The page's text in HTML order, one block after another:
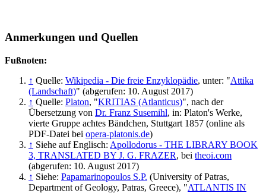
Anmerkungen und Quellen
Fußnoten:
↑ Quelle: Wikipedia - Die freie Enzyklopädie, unter: "Attika
(Landschaft)" (abgerufen: 10. August 2017)
↑ Quelle: Platon, "KRITIAS (Atlanticus)", nach der
Übersetzung von Dr. Franz Susemihl, in: Platon's Werke,
vierte Gruppe achtes Bändchen, Stuttgart 1857 (online als
PDF-Datei bei opera-platonis.de)
↑ Siehe auf Englisch: Apollodorus - THE LIBRARY BOOK
3, TRANSLATED BY J. G. FRAZER, bei theoi.com
(abgerufen: 10. August 2017)
↑ Siehe: Papamarinopoulos S.P. (University of Patras,
Department of Geology, Patras, Greece), "ATLANTIS IN